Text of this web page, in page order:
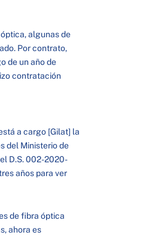
algunas de
Por contrato,
de un año de
contratación
a cargo [Gilat] la
del Ministerio de
D.S. 002-2020-
años para ver
de fibra óptica
ahora es